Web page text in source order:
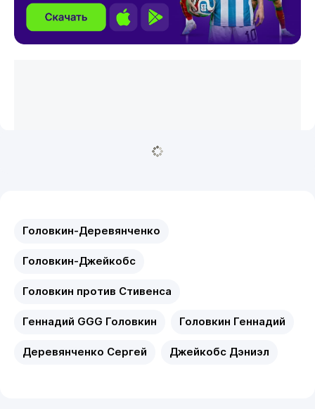
Головкин-Деревянченко
Головкин-Джейкобс
Головкин против Стивенса
Геннадий GGG Головкин Головкин Геннадий
Деревянченко Сергей Джейкобс Дэниэл